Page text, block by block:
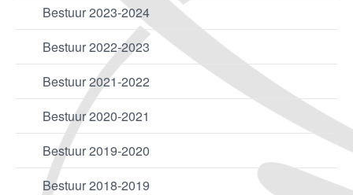
Bestuur 2023-2024
Bestuur 2022-2023
Bestuur 2021-2022
Bestuur 2020-2021
Bestuur 2019-2020
Bestuur 2018-2019